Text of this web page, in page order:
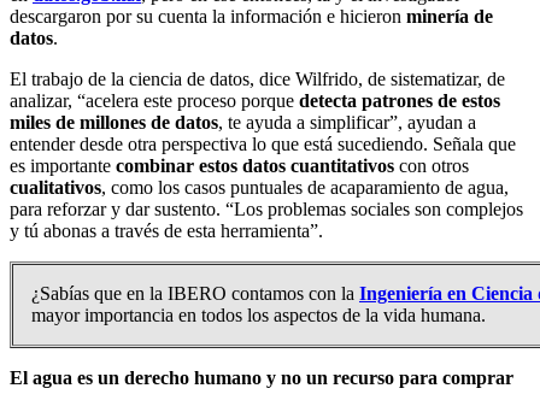
descargaron por su cuenta la información e hicieron minería de
datos.
El trabajo de la ciencia de datos, dice Wilfrido, de sistematizar, de
analizar, “acelera este proceso porque detecta patrones de estos
miles de millones de datos, te ayuda a simplificar”, ayudan a
entender desde otra perspectiva lo que está sucediendo. Señala que
es importante combinar estos datos cuantitativos con otros
cualitativos, como los casos puntuales de acaparamiento de agua,
para reforzar y dar sustento. “Los problemas sociales son complejos
y tú abonas a través de esta herramienta”.
¿Sabías que en la IBERO contamos con la Ingeniería en Ciencia
mayor importancia en todos los aspectos de la vida humana.
El agua es un derecho humano y no un recurso para comprar